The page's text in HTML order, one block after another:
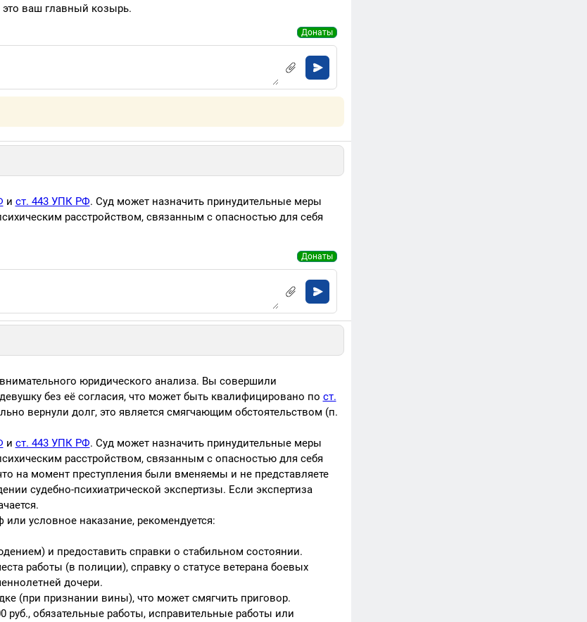
это ваш главный козырь.
Донаты
и ст. 443 УПК РФ. Суд может назначить принудительные меры
расстройством, связанным с опасностью для себя
Донаты
юридического анализа. Вы совершили
без её согласия, что может быть квалифицировано по ст.
вернули долг, это является смягчающим обстоятельством (п.
и ст. 443 УПК РФ. Суд может назначить принудительные меры
расстройством, связанным с опасностью для себя
на момент преступления были вменяемы и не представляете
судебно-психиатрической экспертизы. Если экспертиза
условное наказание, рекомендуется:
и предоставить справки о стабильном состоянии.
работы (в полиции), справку о статусе ветерана боевых
дочери.
(при признании вины), что может смягчить приговор.
руб., обязательные работы, исправительные работы или